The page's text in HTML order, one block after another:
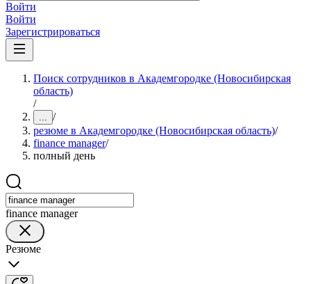
Войти
Войти
Зарегистрироваться
Поиск сотрудников в Академгородке (Новосибирская
область)
/
... /
резюме в Академгородке (Новосибирская область)/
finance manager/
полный день
finance manager
Резюме